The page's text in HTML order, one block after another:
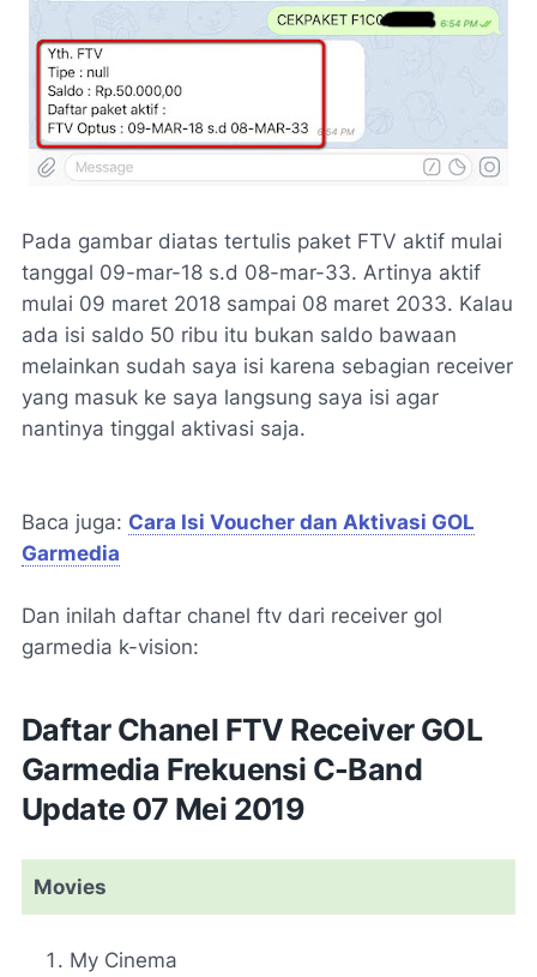
Pada gambar diatas tertulis paket FTV aktif mulai
tanggal 09-mar-18 s.d 08-mar-33. Artinya aktif
mulai 09 maret 2018 sampai 08 maret 2033. Kalau
ada isi saldo 50 ribu itu bukan saldo bawaan
melainkan sudah saya isi karena sebagian receiver
yang masuk ke saya langsung saya isi agar
nantinya tinggal aktivasi saja.
Baca juga: Cara Isi Voucher dan Aktivasi GOL
Garmedia
Dan inilah daftar chanel ftv dari receiver gol
garmedia k-vision:
Daftar Chanel FTV Receiver GOL
Garmedia Frekuensi C-Band
Update 07 Mei 2019
Movies
My Cinema